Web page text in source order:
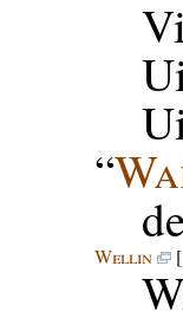
“
Wellin [